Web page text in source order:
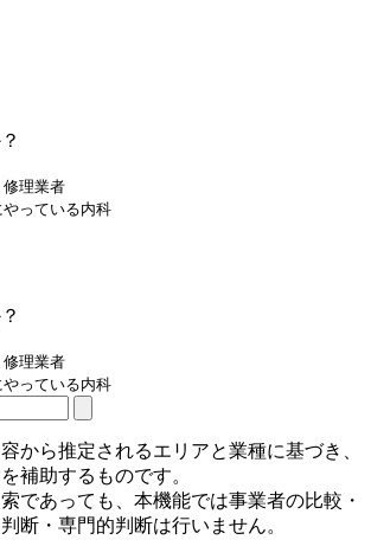
理業者
っている内科
理業者
っている内科
から推定されるエリアと業種に基づき、
補助するものです。
であっても、本機能では事業者の比較・
断・専門的判断は行いません。